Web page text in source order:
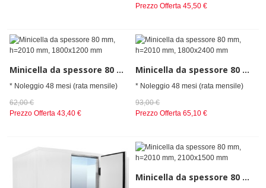
Prezzo Offerta 45,50 €
Minicella da spessore 80 mm, h=2010 mm, 1800x1200 mm
* Noleggio 48 mesi (rata mensile)
62,00 €
Prezzo Offerta 43,40 €
Minicella da spessore 80 mm, h=2010 mm, 1800x2400 mm
* Noleggio 48 mesi (rata mensile)
93,00 €
Prezzo Offerta 65,10 €
Minicella da spessore 80 mm, h=2010 mm, 2100x1500 mm